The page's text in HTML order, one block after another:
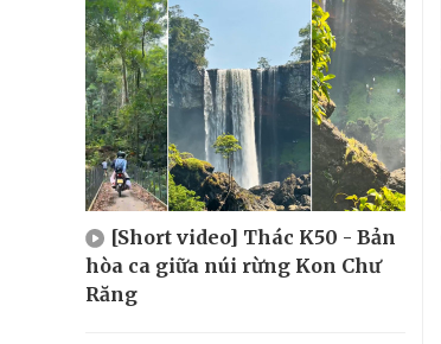
[Short video] Thác K50 - Bản
hòa ca giữa núi rừng Kon Chư
Răng